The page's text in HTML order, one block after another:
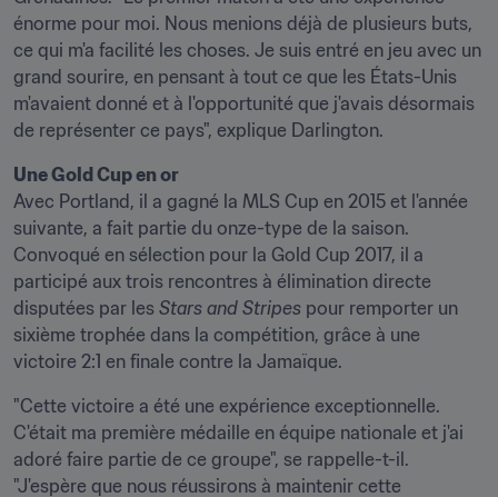
énorme pour moi. Nous menions déjà de plusieurs buts,
ce qui m'a facilité les choses. Je suis entré en jeu avec un
grand sourire, en pensant à tout ce que les États-Unis
m'avaient donné et à l'opportunité que j'avais désormais
de représenter ce pays", explique Darlington.
Une Gold Cup en or
Avec Portland, il a gagné la MLS Cup en 2015 et l'année
suivante, a fait partie du onze-type de la saison.
Convoqué en sélection pour la Gold Cup 2017, il a
participé aux trois rencontres à élimination directe
disputées par les Stars and Stripes pour remporter un
sixième trophée dans la compétition, grâce à une
victoire 2:1 en finale contre la Jamaïque.
"Cette victoire a été une expérience exceptionnelle.
C'était ma première médaille en équipe nationale et j'ai
adoré faire partie de ce groupe", se rappelle-t-il.
"J'espère que nous réussirons à maintenir cette